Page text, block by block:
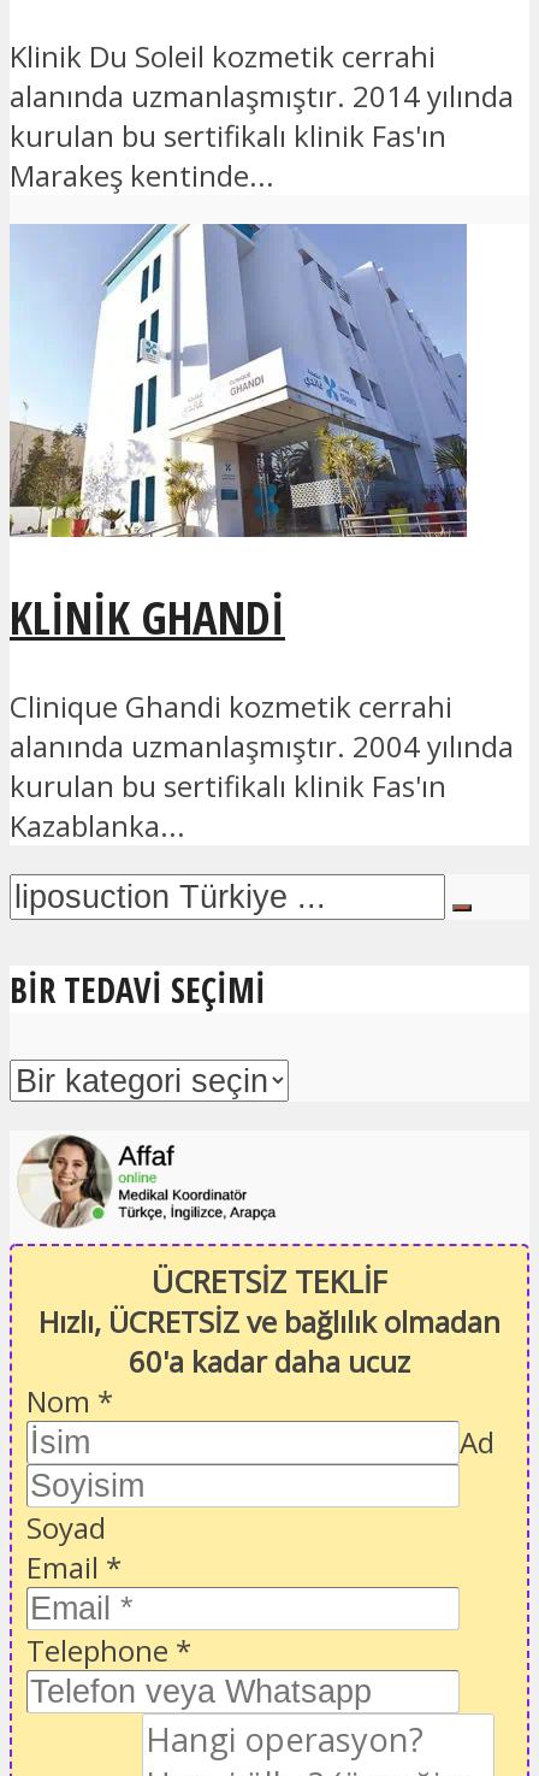
Klinik Du Soleil kozmetik cerrahi
alanında uzmanlaşmıştır. 2014 yılında
kurulan bu sertifikalı klinik Fas'ın
Marakeş kentinde...
KLINIK GHANDI
Clinique Ghandi kozmetik cerrahi
alanında uzmanlaşmıştır. 2004 yılında
kurulan bu sertifikalı klinik Fas'ın
Kazablanka...
BIR TEDAVI SEÇIMI
ÜCRETSİZ TEKLİF
Hızlı, ÜCRETSİZ ve bağlılık olmadan
60'a kadar daha ucuz
Nom *
Ad
Soyad
Email *
Telephone *